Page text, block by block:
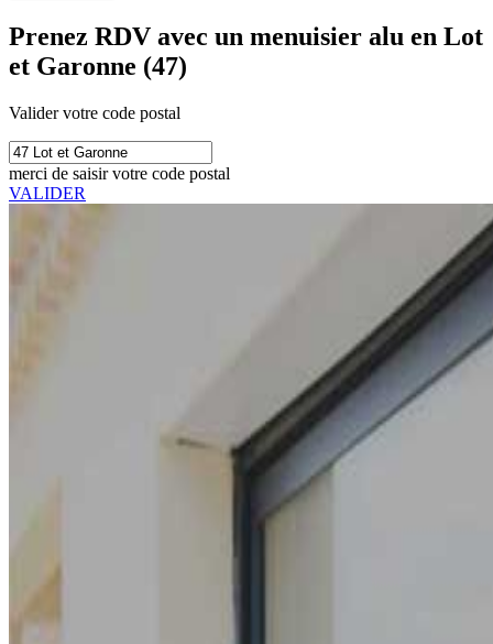
Prenez RDV avec un menuisier alu en Lot
et Garonne (47)
Valider votre code postal
merci de saisir votre code postal
VALIDER